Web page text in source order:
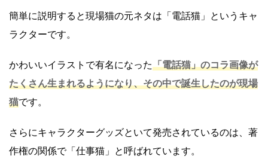
簡単に説明すると現場猫の元ネタは「電話猫」というキャ
ラクターです。
かわいいイラストで有名になった「電話猫」のコラ画像が
たくさん生まれるようになり、その中で誕生したのが現場
猫です。
さらにキャラクターグッズといて発売されているのは、著
作権の関係で「仕事猫」と呼ばれています。